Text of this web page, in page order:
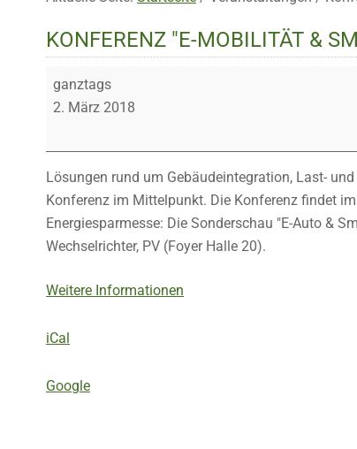
KONFERENZ "E-MOBILITÄT &
Konferenz
"E-
smarte
Gebäude"
ganztags
2. März 2018
Lösungen rund um Gebäudeintegration, Last-
Konferenz im Mittelpunkt. Die Konferenz findet
Energiesparmesse: Die Sonderschau "E-Auto &
Wechselrichter, PV (Foyer Halle 20).
Weitere Informationen
iCal
Google